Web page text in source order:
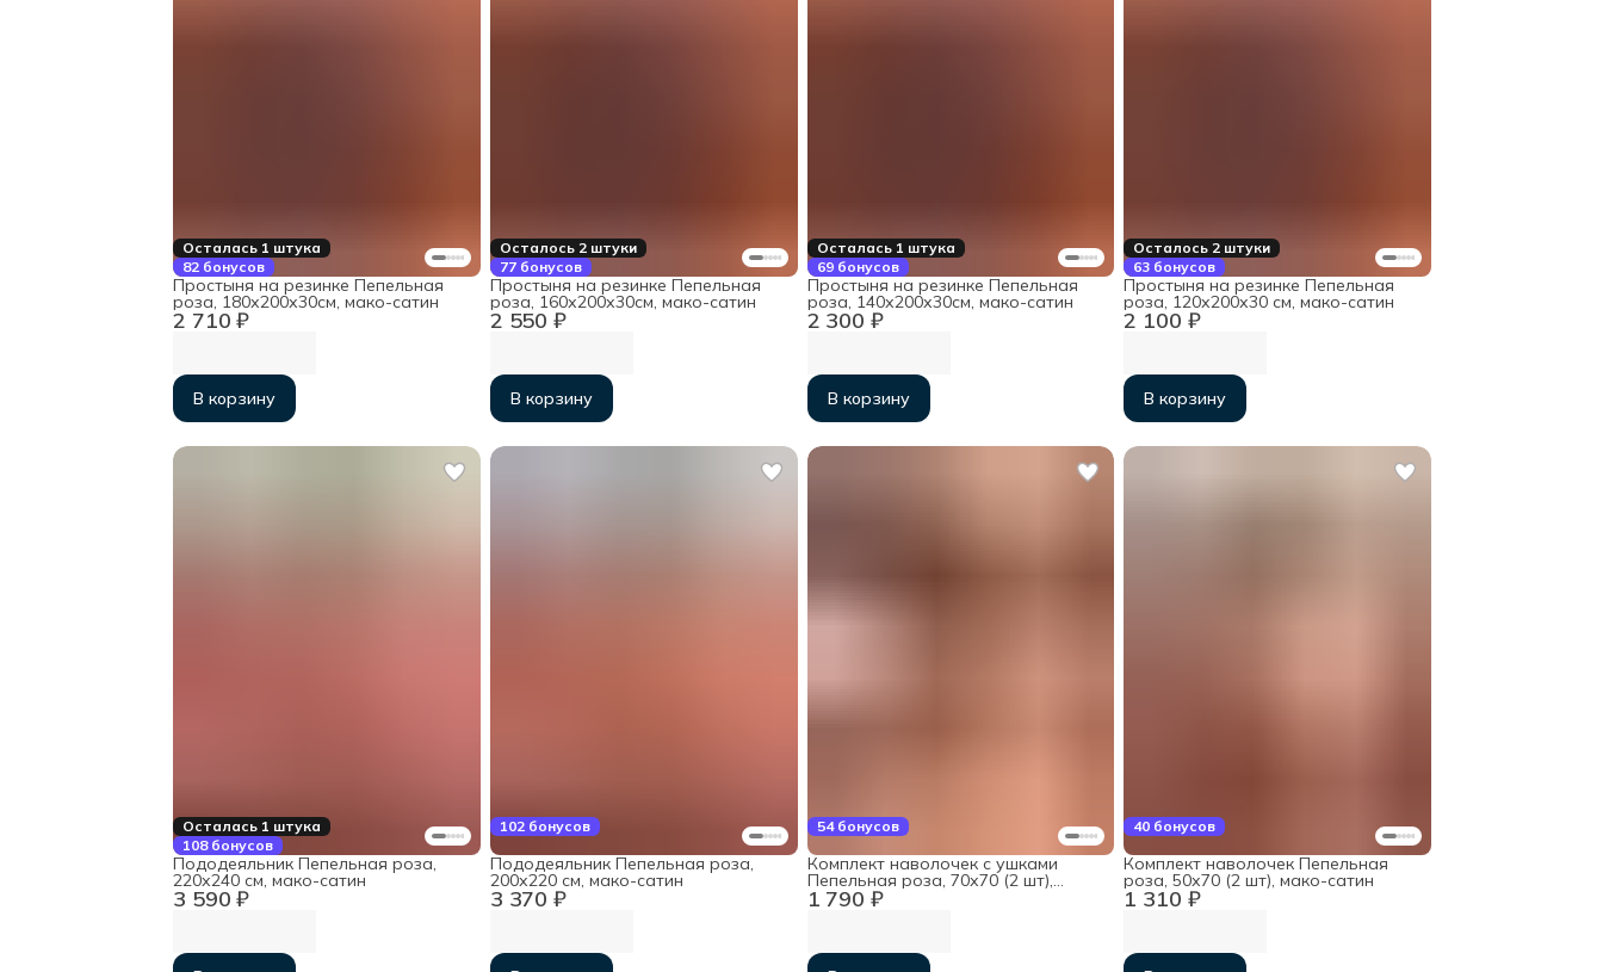
Осталась 1 штука
82 бонусов
2 710 ₽
Простыня на резинке Пепельная
роза, 180х200х30см, мако-сатин
В корзину
Осталось 2 штуки
77 бонусов
2 550 ₽
Простыня на резинке Пепельная
роза, 160х200х30см, мако-сатин
В корзину
Осталась 1 штука
69 бонусов
2 300 ₽
Простыня на резинке Пепельная
роза, 140х200х30см, мако-сатин
В корзину
Осталось 2 штуки
63 бонусов
2 100 ₽
Простыня на резинке Пепельная
роза, 120х200х30 см, мако-сатин
В корзину
Осталась 1 штука
108 бонусов
3 590 ₽
Пододеяльник Пепельная роза,
220х240 см, мако-сатин
102 бонусов
3 370 ₽
Пододеяльник Пепельная роза,
200х220 см, мако-сатин
54 бонусов
1 790 ₽
Комплект наволочек с ушками
Пепельная роза, 70х70 (2 шт),
мако-сатин
40 бонусов
1 310 ₽
Комплект наволочек Пепельная
роза, 50х70 (2 шт), мако-сатин